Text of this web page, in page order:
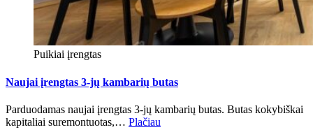
Puikiai įrengtas
Naujai įrengtas 3-jų kambarių butas
Parduodamas naujai įrengtas 3-jų kambarių butas. Butas kokybiškai
kapitaliai suremontuotas,… Plačiau